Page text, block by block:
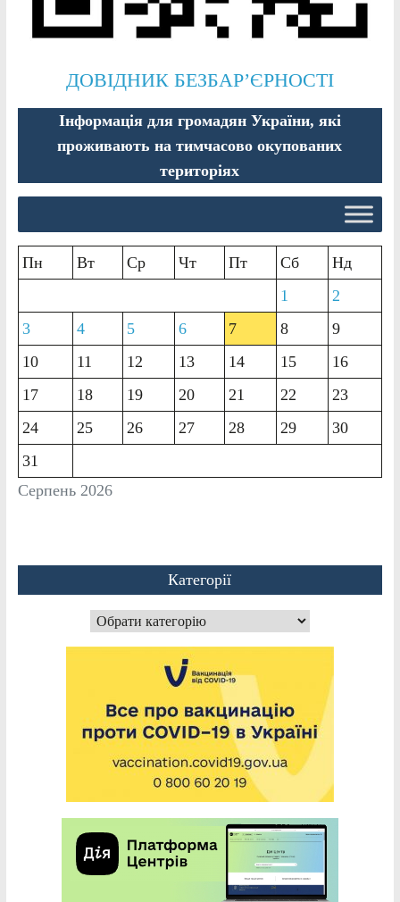
ДОВІДНИК БЕЗБАР’ЄРНОСТІ
Інформація для громадян України, які
проживають на тимчасово окупованих
територіях
Серпень 2026
Пн Вт Ср Чт Пт Сб
Нд
1
2
3
4 5 6 7 8
9
10
11 12 13 14 15
16
17
18 19 20 21 22
23
24
25 26 27 28 29
30
31
Категорії
Категорії